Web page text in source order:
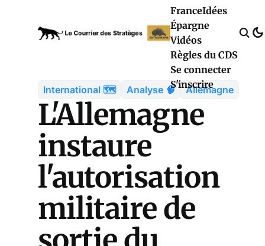
FranceIdées
Épargne
Vidéos
Règles du CDS
Se connecter
S'inscrire
International 🗺️ Analyse 🧠 Allemagne
L'Allemagne
instaure
l'autorisation
militaire de